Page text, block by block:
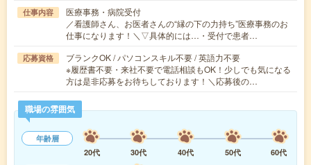
仕事内容
医療事務・病院受付
／看護師さん、お医者さんの“縁の下の力持ち”医療事務のお
仕事になります！＼▽具体的には…・受付で患者…
応募資格
ブランクOK / パソコンスキル不要 / 英語力不要
※履歴書不要・来社不要で電話相談もOK！少しでも気になる
方は是非応募をお待ちしております！＼応募後の…
職場の雰囲気
年齢層
20代
30代 40代 50代
60代